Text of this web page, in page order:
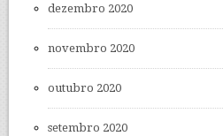
dezembro 2020
novembro 2020
outubro 2020
setembro 2020